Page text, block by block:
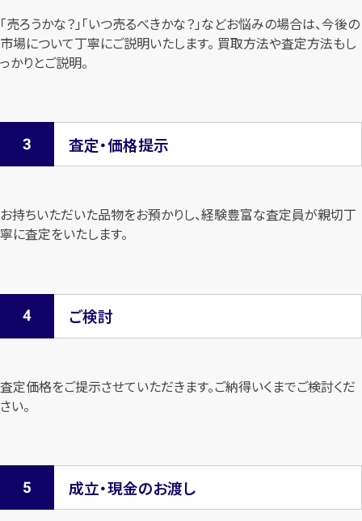
「売ろうかな？」「いつ売るべきかな？」などお悩みの場合は、今後の
市場について丁寧にご説明いたします。 買取方法や査定方法もし
っかりとご説明。
査定・価格提示
お持ちいただいた品物をお預かりし、経験豊富な査定員が親切丁
寧に査定をいたします。
ご検討
査定価格をご提示させていただきます。ご納得いくまでご検討くだ
さい。
成立・現金のお渡し